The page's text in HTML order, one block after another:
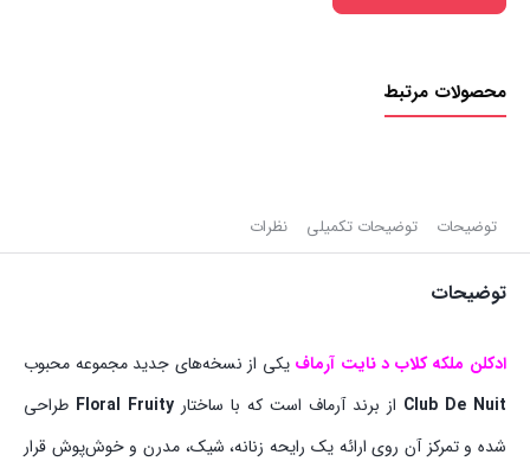
محصولات مرتبط
توضیحات توضیحات تکمیلی نظرات
توضیحات
ادکلن ملکه کلاب د نایت آرماف یکی از نسخه‌های جدید مجموعه محبوب
Club De Nuit از برند آرماف است که با ساختار Floral Fruity طراحی
شده و تمرکز آن روی ارائه یک رایحه زنانه، شیک، مدرن و خوش‌پوش قرار